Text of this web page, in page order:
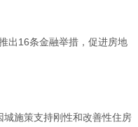
出16条金融举措，促进房地
施策支持刚性和改善性住房